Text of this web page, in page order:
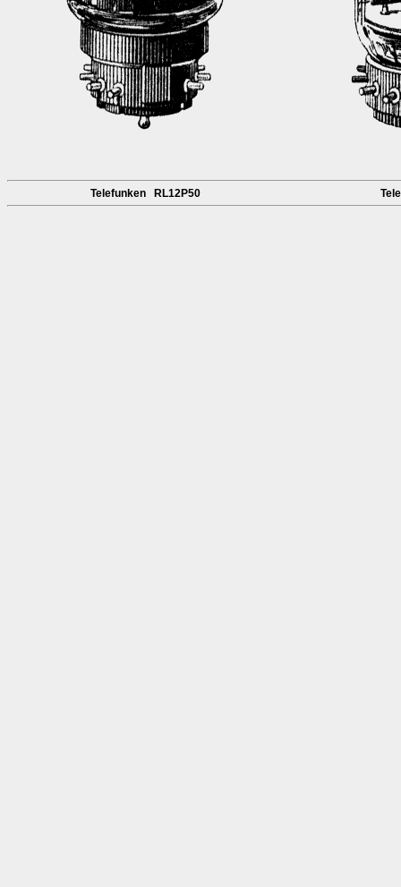
Telefunken RL12P50